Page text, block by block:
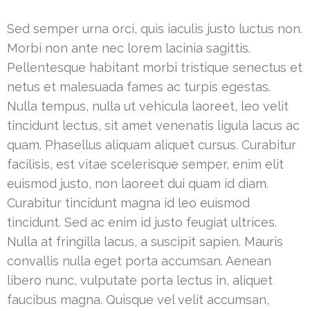
Sed semper urna orci, quis iaculis justo luctus non.
Morbi non ante nec lorem lacinia sagittis.
Pellentesque habitant morbi tristique senectus et
netus et malesuada fames ac turpis egestas.
Nulla tempus, nulla ut vehicula laoreet, leo velit
tincidunt lectus, sit amet venenatis ligula lacus ac
quam. Phasellus aliquam aliquet cursus. Curabitur
facilisis, est vitae scelerisque semper, enim elit
euismod justo, non laoreet dui quam id diam.
Curabitur tincidunt magna id leo euismod
tincidunt. Sed ac enim id justo feugiat ultrices.
Nulla at fringilla lacus, a suscipit sapien. Mauris
convallis nulla eget porta accumsan. Aenean
libero nunc, vulputate porta lectus in, aliquet
faucibus magna. Quisque vel velit accumsan,